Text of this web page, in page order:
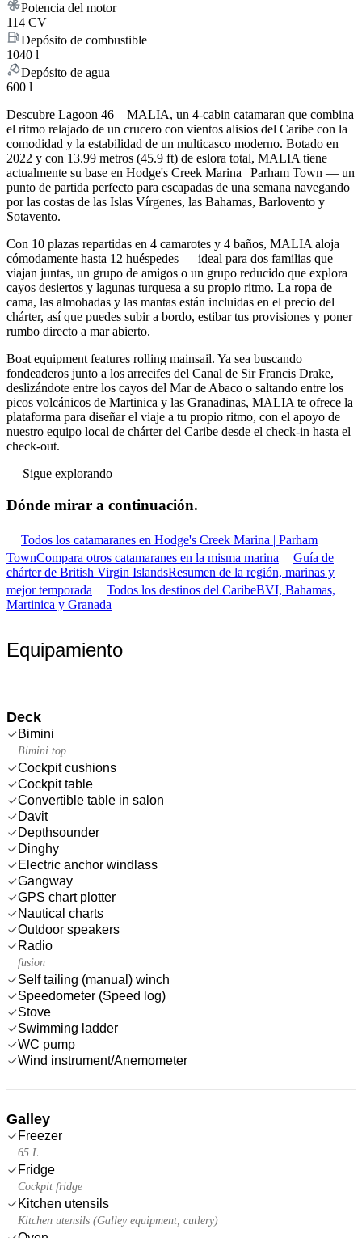
Potencia del motor
114 CV
Depósito de combustible
1040 l
Depósito de agua
600 l
Descubre Lagoon 46 – MALIA, un 4-cabin catamaran que combina
el ritmo relajado de un crucero con vientos alisios del Caribe con la
comodidad y la estabilidad de un multicasco moderno. Botado en
2022 y con 13.99 metros (45.9 ft) de eslora total, MALIA tiene
actualmente su base en Hodge's Creek Marina | Parham Town — un
punto de partida perfecto para escapadas de una semana navegando
por las costas de las Islas Vírgenes, las Bahamas, Barlovento y
Sotavento.
Con 10 plazas repartidas en 4 camarotes y 4 baños, MALIA aloja
cómodamente hasta 12 huéspedes — ideal para dos familias que
viajan juntas, un grupo de amigos o un grupo reducido que explora
cayos desiertos y lagunas turquesa a su propio ritmo. La ropa de
cama, las almohadas y las mantas están incluidas en el precio del
chárter, así que puedes subir a bordo, estibar tus provisiones y poner
rumbo directo a mar abierto.
Boat equipment features rolling mainsail. Ya sea buscando
fondeaderos junto a los arrecifes del Canal de Sir Francis Drake,
deslizándote entre los cayos del Mar de Abaco o saltando entre los
picos volcánicos de Martinica y las Granadinas, MALIA te ofrece la
plataforma para diseñar el viaje a tu propio ritmo, con el apoyo de
nuestro equipo local de chárter del Caribe desde el check-in hasta el
check-out.
— Sigue explorando
Dónde mirar a continuación.
Todos los catamaranes en Hodge's Creek Marina | Parham
TownCompara otros catamaranes en la misma marina
Guía de
chárter de British Virgin IslandsResumen de la región, marinas y
mejor temporada
Todos los destinos del CaribeBVI, Bahamas,
Martinica y Granada
Equipamiento
Deck
Bimini
Bimini top
Cockpit cushions
Cockpit table
Convertible table in salon
Davit
Depthsounder
Dinghy
Electric anchor windlass
Gangway
GPS chart plotter
Nautical charts
Outdoor speakers
Radio
fusion
Self tailing (manual) winch
Speedometer (Speed log)
Stove
Swimming ladder
WC pump
Wind instrument/Anemometer
Galley
Freezer
65 L
Fridge
Cockpit fridge
Kitchen utensils
Kitchen utensils (Galley equipment, cutlery)